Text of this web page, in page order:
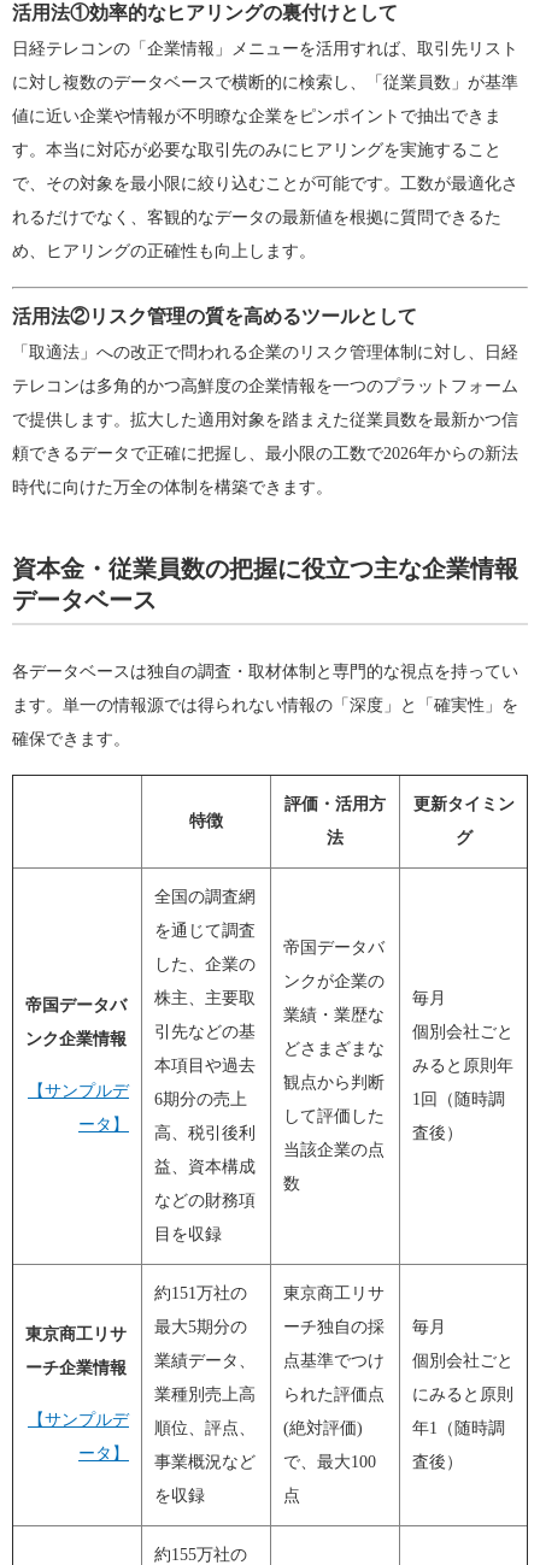
活用法①効率的なヒアリングの裏付けとして
日経テレコンの「企業情報」メニューを活用すれば、取引先リスト
に対し複数のデータベースで横断的に検索し、「従業員数」が基準
値に近い企業や情報が不明瞭な企業をピンポイントで抽出できま
す。本当に対応が必要な取引先のみにヒアリングを実施すること
で、その対象を最小限に絞り込むことが可能です。工数が最適化さ
れるだけでなく、客観的なデータの最新値を根拠に質問できるた
め、ヒアリングの正確性も向上します。
活用法②リスク管理の質を高めるツールとして
「取適法」への改正で問われる企業のリスク管理体制に対し、日経
テレコンは多角的かつ高鮮度の企業情報を一つのプラットフォーム
で提供します。拡大した適用対象を踏まえた従業員数を最新かつ信
頼できるデータで正確に把握し、最小限の工数で2026年からの新法
時代に向けた万全の体制を構築できます。
資本金・従業員数の把握に役立つ主な企業情報
データベース
各データベースは独自の調査・取材体制と専門的な視点を持ってい
ます。単一の情報源では得られない情報の「深度」と「確実性」を
確保できます。
特徴
評価・活用方
法
更新タイミン
グ
帝国データバ
ンク企業情報
【サンプルデ
ータ】
全国の調査網
を通じて調査
した、企業の
株主、主要取
引先などの基
本項目や過去
6期分の売上
高、税引後利
益、資本構成
などの財務項
目を収録
帝国データバ
ンクが企業の
業績・業歴な
どさまざまな
観点から判断
して評価した
当該企業の点
数
毎月
個別会社ごと
みると原則年
1回（随時調
査後）
東京商工リサ
ーチ企業情報
【サンプルデ
ータ】
約151万社の
最大5期分の
業績データ、
業種別売上高
順位、評点、
事業概況など
を収録
東京商工リサ
ーチ独自の採
点基準でつけ
られた評価点
(絶対評価)
で、 最大100
点
毎月
個別会社ごと
にみると原則
年1（随時調
査後）
約155万社の